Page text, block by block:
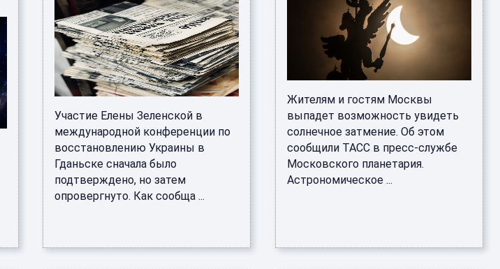
Участие Елены Зеленской в
международной конференции по
восстановлению Украины в
Гданьске сначала было
подтверждено, но затем
опровергнуто. Как сообща ...
Жителям и гостям Москвы
выпадет возможность увидеть
солнечное затмение. Об этом
сообщили ТАСС в пресс-службе
Московского планетария.
Астрономическое ...